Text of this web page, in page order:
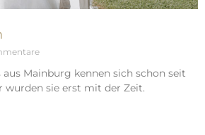
aus Mainburg kennen sich schon seit
wurden sie erst mit der Zeit.